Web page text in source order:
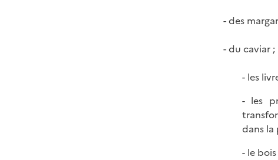
- des
- du caviar ;
- les
- les
dans
- le